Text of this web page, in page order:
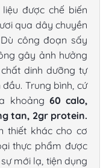
được chế biến
qua dây chuyền
công đoạn sấy
gây ảnh hưởng
dinh dưỡng tự
Trung bình, cứ
khoảng 60 calo,
tan, 2gr protein.
thiết khác cho cơ
thực phẩm được
mới lạ, tiện dụng